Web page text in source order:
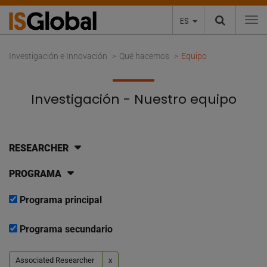
ES
Investigación e Innovación Qué hacemos Equipo
Investigación - Nuestro equipo
RESEARCHER
PROGRAMA
Programa principal
Programa secundario
Associated Researcher x